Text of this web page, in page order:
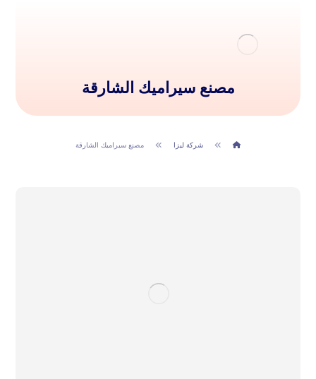
مصنع سيراميك الشارقة
شركة ليزا مصنع سيراميك الشارقة